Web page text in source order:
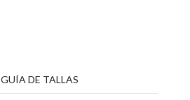
GUÍA DE TALLAS